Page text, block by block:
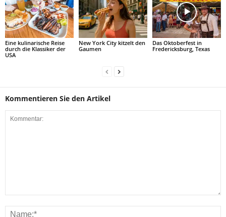
Eine kulinarische Reise
durch die Klassiker der
USA
New York City kitzelt den
Gaumen
Das Oktoberfest in
Fredericksburg, Texas
Kommentieren Sie den Artikel